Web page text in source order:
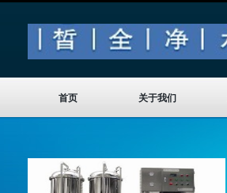
首页 关于我们